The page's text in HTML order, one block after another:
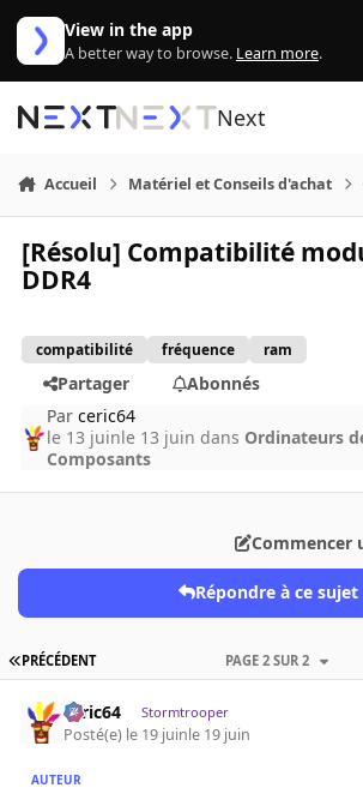
Aller au contenu
View in the app
A better way to browse. Learn more.
Next
Accueil Matériel et Conseils d'achat
[Résolu] Compatibilité
DDR4
compatibilité fréquence ram
Partager
Abonnés
Parceric64
le 13 juinle 13 juin dans Ordinateurs
Composants
Commencer
Répondre à ce sujet
PRÉCÉDENT PAGE 2 SUR 2
ceric64 Stormtrooper
Posté(e) le 19 juinle 19 juin
AUTEUR